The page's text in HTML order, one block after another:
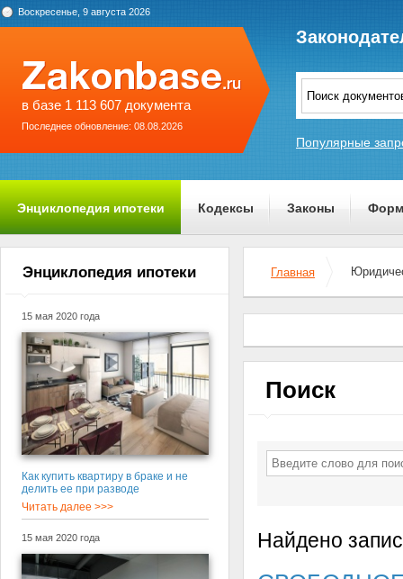
Воскресенье, 9 августа 2026
в базе 1 113 607 документа
Последнее обновление: 08.08.2026
Популярные
Энциклопедия ипотеки Кодексы Законы
О проекте
Энциклопедия ипотеки
15 мая 2020 года
Как купить квартиру в браке и не
делить ее при разводе
Читать далее >>>
15 мая 2020 года
Главная
Поиск
Найдено